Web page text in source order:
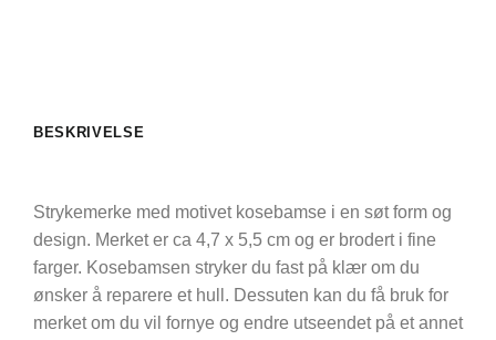
BESKRIVELSE
Strykemerke med motivet kosebamse i en søt form og
design. Merket er ca 4,7 x 5,5 cm og er brodert i fine
farger. Kosebamsen stryker du fast på klær om du
ønsker å reparere et hull. Dessuten kan du få bruk for
merket om du vil fornye og endre utseendet på et annet